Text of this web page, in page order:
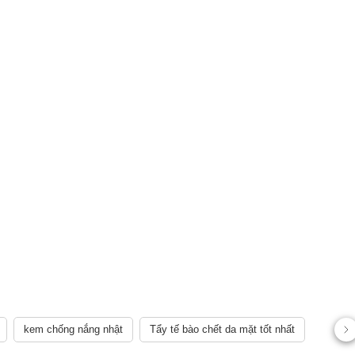
kem chống nắng nhật Tẩy tế bào chết da mặt tốt nhất